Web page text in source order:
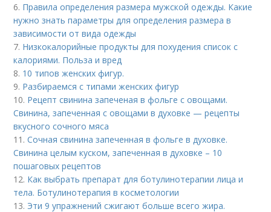
6. Правила определения размера мужской одежды. Какие
нужно знать параметры для определения размера в
зависимости от вида одежды
7. Низкокалорийные продукты для похудения список с
калориями. Польза и вред
8. 10 типов женских фигур.
9. Разбираемся с типами женских фигур
10. Рецепт свинина запеченая в фольге с овощами.
Свинина, запеченная с овощами в духовке — рецепты
вкусного сочного мяса
11.Сочная свинина запеченная в фольге в духовке.
Свинина целым куском, запеченная в духовке – 10
пошаговых рецептов
12. Как выбрать препарат для ботулинотерапии лица и
тела. Ботулинотерапия в косметологии
13. Эти 9 упражнений сжигают больше всего жира.